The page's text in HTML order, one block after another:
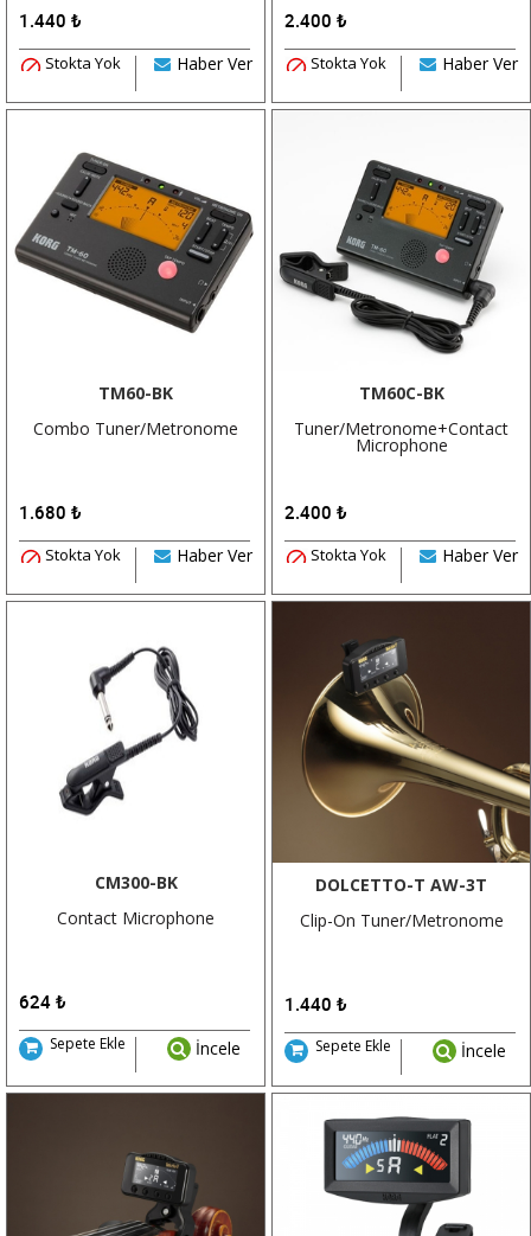
1.440 ₺
Stokta Yok
Haber Ver
2.400 ₺
Stokta Yok
Haber Ver
TM60-BK
Combo Tuner/Metronome
1.680 ₺
Stokta Yok
Haber Ver
TM60C-BK
Tuner/Metronome+Contact
Microphone
2.400 ₺
Stokta Yok
Haber Ver
CM300-BK
Contact Microphone
624 ₺
Sepete Ekle İncele
DOLCETTO-T AW-3T
Clip-On Tuner/Metronome
1.440 ₺
Sepete Ekle İncele